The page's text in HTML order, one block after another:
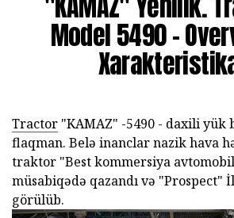
Model 5490 -
Tractor "KAMAZ" -5490 - daxili yük
flaqman. Belə inanclar nazik hava
traktor "Best kommersiya
müsabiqədə qazandı və "Prospect"
görülüb.